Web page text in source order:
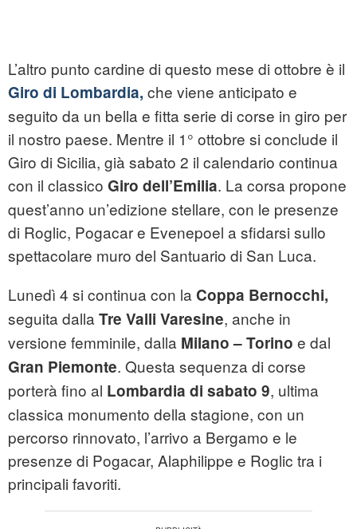
L’altro punto cardine di questo mese di ottobre è il
Giro di Lombardia, che viene anticipato e
seguito da un bella e fitta serie di corse in giro per
il nostro paese. Mentre il 1° ottobre si conclude il
Giro di Sicilia, già sabato 2 il calendario continua
con il classico Giro dell’Emilia. La corsa propone
quest’anno un’edizione stellare, con le presenze
di Roglic, Pogacar e Evenepoel a sfidarsi sullo
spettacolare muro del Santuario di San Luca.
Lunedì 4 si continua con la Coppa Bernocchi,
seguita dalla Tre Valli Varesine, anche in
versione femminile, dalla Milano – Torino e dal
Gran Piemonte. Questa sequenza di corse
porterà fino al Lombardia di sabato 9, ultima
classica monumento della stagione, con un
percorso rinnovato, l’arrivo a Bergamo e le
presenze di Pogacar, Alaphilippe e Roglic tra i
principali favoriti.